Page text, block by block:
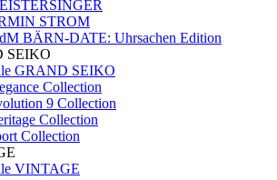
STROM
BÄRN-DATE: Uhrsachen Edition
SEIKO
GRAND SEIKO
Collection
9 Collection
Collection
Collection
VINTAGE